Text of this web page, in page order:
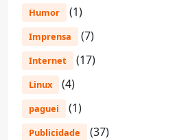
Humor (1)
Imprensa (7)
Internet (17)
Linux (4)
paguei (1)
Publicidade (37)